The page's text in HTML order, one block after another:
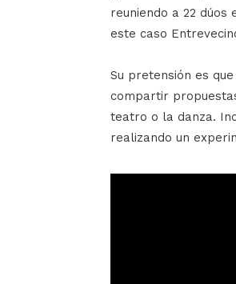
reuniendo a 22 dúos
este caso
Su pretensión es
compartir
teatro o la danza.
realizando un